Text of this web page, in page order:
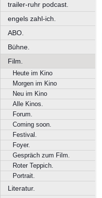
trailer-ruhr podcast.
engels zahl-ich.
ABO.
Bühne.
Film.
Heute im Kino
Morgen im Kino
Neu im Kino
Alle Kinos.
Forum.
Coming soon.
Festival.
Foyer.
Gespräch zum Film.
Roter Teppich.
Portrait.
Literatur.